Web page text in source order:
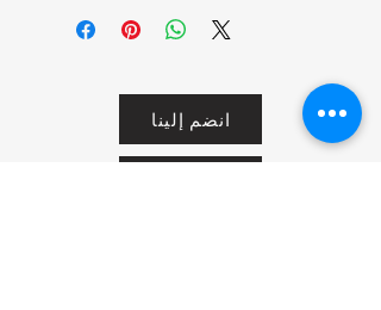
انضم إلينا